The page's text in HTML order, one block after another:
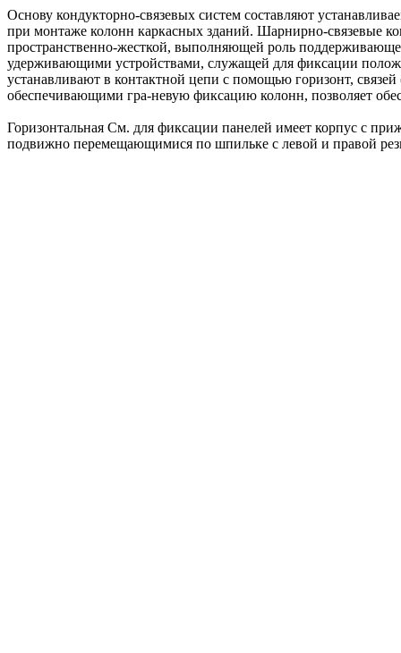
Основу кондукторно-связевых систем составляют
при монтаже колонн каркасных зданий. Шарнирно-связевые
пространственно-жесткой, выполняющей роль
удерживающими устройствами, служащей для фиксации
устанавливают в контактной цепи с помощью горизонт,
обеспечивающими гра-невую фиксацию колонн, позволяет
Горизонтальная См. для фиксации панелей имеет корпус с
подвижно перемещающимися по шпильке с левой и правой